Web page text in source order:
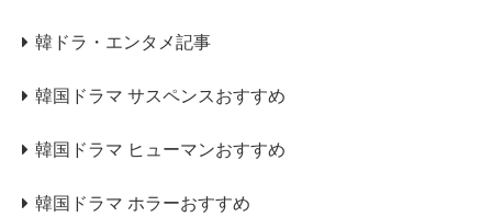
韓ドラ・エンタメ記事
韓国ドラマ サスペンスおすすめ
韓国ドラマ ヒューマンおすすめ
韓国ドラマ ホラーおすすめ